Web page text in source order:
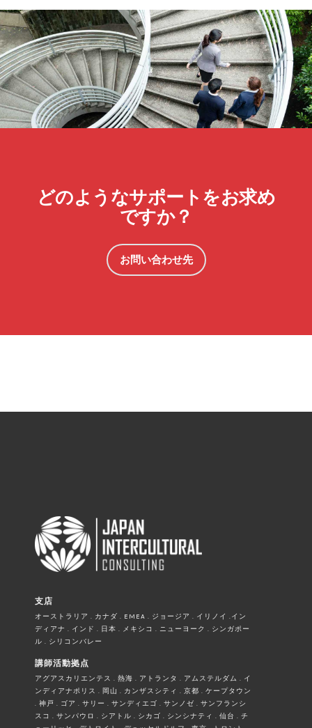
どのようなサポートをお求め
ですか？
お問い合わせ先
支店
オーストラリア . カナダ . EMEA . ジョージア . イリノイ .イン
ディアナ . インド . 日本 . メキシコ . ニューヨーク . シンガポー
ル . シリコンバレー
講師活動拠点
アグアスカリエンテス . 熱海 . アトランタ . アムステルダム . イ
ンディアナポリス . 岡山 . カンザスシティ . 京都 . ケープタウン
. 神戸 . ゴア . サリー . サンディエゴ . サンノゼ . サンフランシ
スコ . サンパウロ . シアトル . シカゴ . シンシナティ . 仙台 . チ